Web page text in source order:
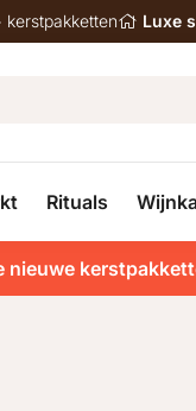
kerstpakketten Luxe
Rituals
nieuwe